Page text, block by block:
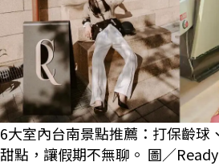
6大室內台南景點推薦：打保齡球
甜點，讓假期不無聊。 圖／